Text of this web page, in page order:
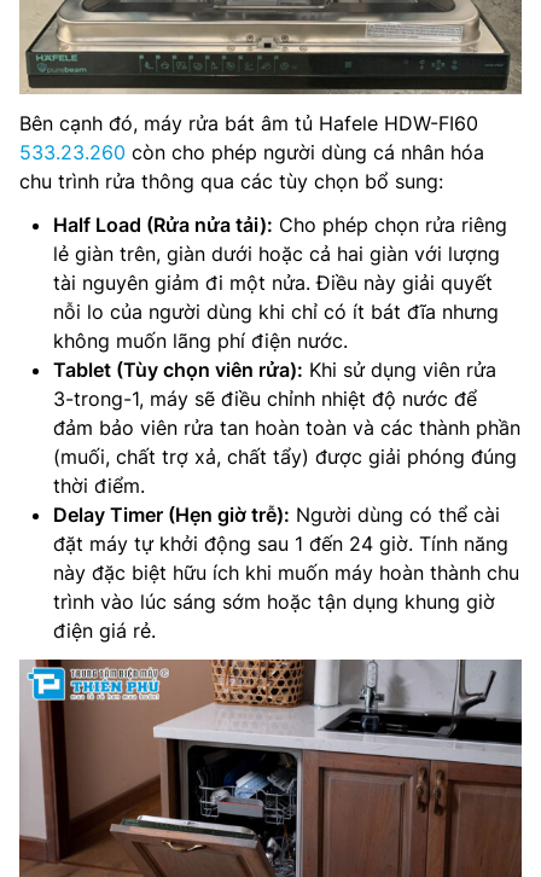
Bên cạnh đó, máy rửa bát âm tủ Hafele HDW-FI60
533.23.260 còn cho phép người dùng cá nhân hóa
chu trình rửa thông qua các tùy chọn bổ sung:
Half Load (Rửa nửa tải): Cho phép chọn rửa riêng
lẻ giàn trên, giàn dưới hoặc cả hai giàn với lượng
tài nguyên giảm đi một nửa. Điều này giải quyết
nỗi lo của người dùng khi chỉ có ít bát đĩa nhưng
không muốn lãng phí điện nước.
Tablet (Tùy chọn viên rửa): Khi sử dụng viên rửa
3-trong-1, máy sẽ điều chỉnh nhiệt độ nước để
đảm bảo viên rửa tan hoàn toàn và các thành phần
(muối, chất trợ xả, chất tẩy) được giải phóng đúng
thời điểm.
Delay Timer (Hẹn giờ trễ): Người dùng có thể cài
đặt máy tự khởi động sau 1 đến 24 giờ. Tính năng
này đặc biệt hữu ích khi muốn máy hoàn thành chu
trình vào lúc sáng sớm hoặc tận dụng khung giờ
điện giá rẻ.